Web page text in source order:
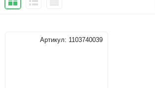
Артикул: 1103740039